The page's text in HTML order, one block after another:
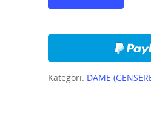
Kategori: DAME